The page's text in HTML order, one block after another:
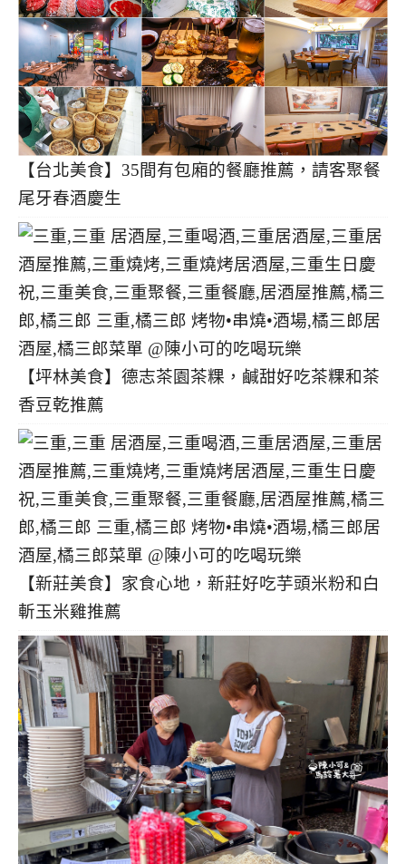
【台北美食】35間有包廂的餐廳推薦，請客聚餐
尾牙春酒慶生
【坪林美食】德志茶園茶粿，鹹甜好吃茶粿和茶
香豆乾推薦
【新莊美食】家食心地，新莊好吃芋頭米粉和白
斬玉米雞推薦